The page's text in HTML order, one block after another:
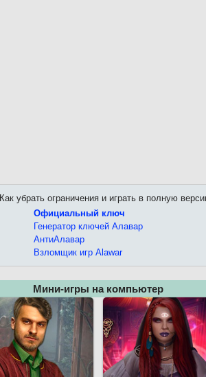
Как убрать ограничения и играть в полную
Официальный ключ
Генератор ключей Алавар
АнтиАлавар
Взломщик игр Alawar
Мини-игры на компьютер